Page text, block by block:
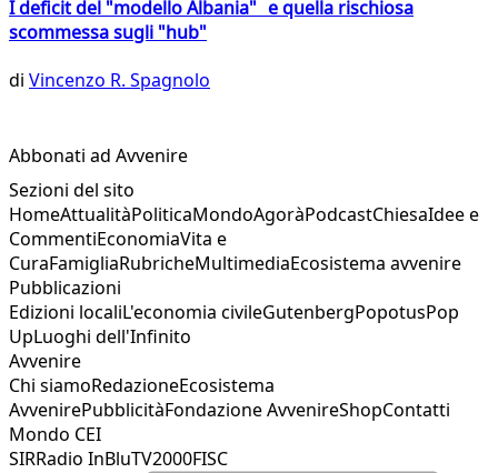
I deficit del "modello Albania" e quella rischiosa
scommessa sugli "hub"
di Vincenzo R. Spagnolo
Abbonati ad Avvenire
Sezioni del sito
HomeAttualitàPoliticaMondoAgoràPodcastChiesaIdee e
CommentiEconomiaVita e
CuraFamigliaRubricheMultimediaEcosistema avvenire
Pubblicazioni
Edizioni localiL'economia civileGutenbergPopotusPop
UpLuoghi dell'Infinito
Avvenire
Chi siamoRedazioneEcosistema
AvvenirePubblicitàFondazione AvvenireShopContatti
Mondo CEI
SIRRadio InBluTV2000FISC